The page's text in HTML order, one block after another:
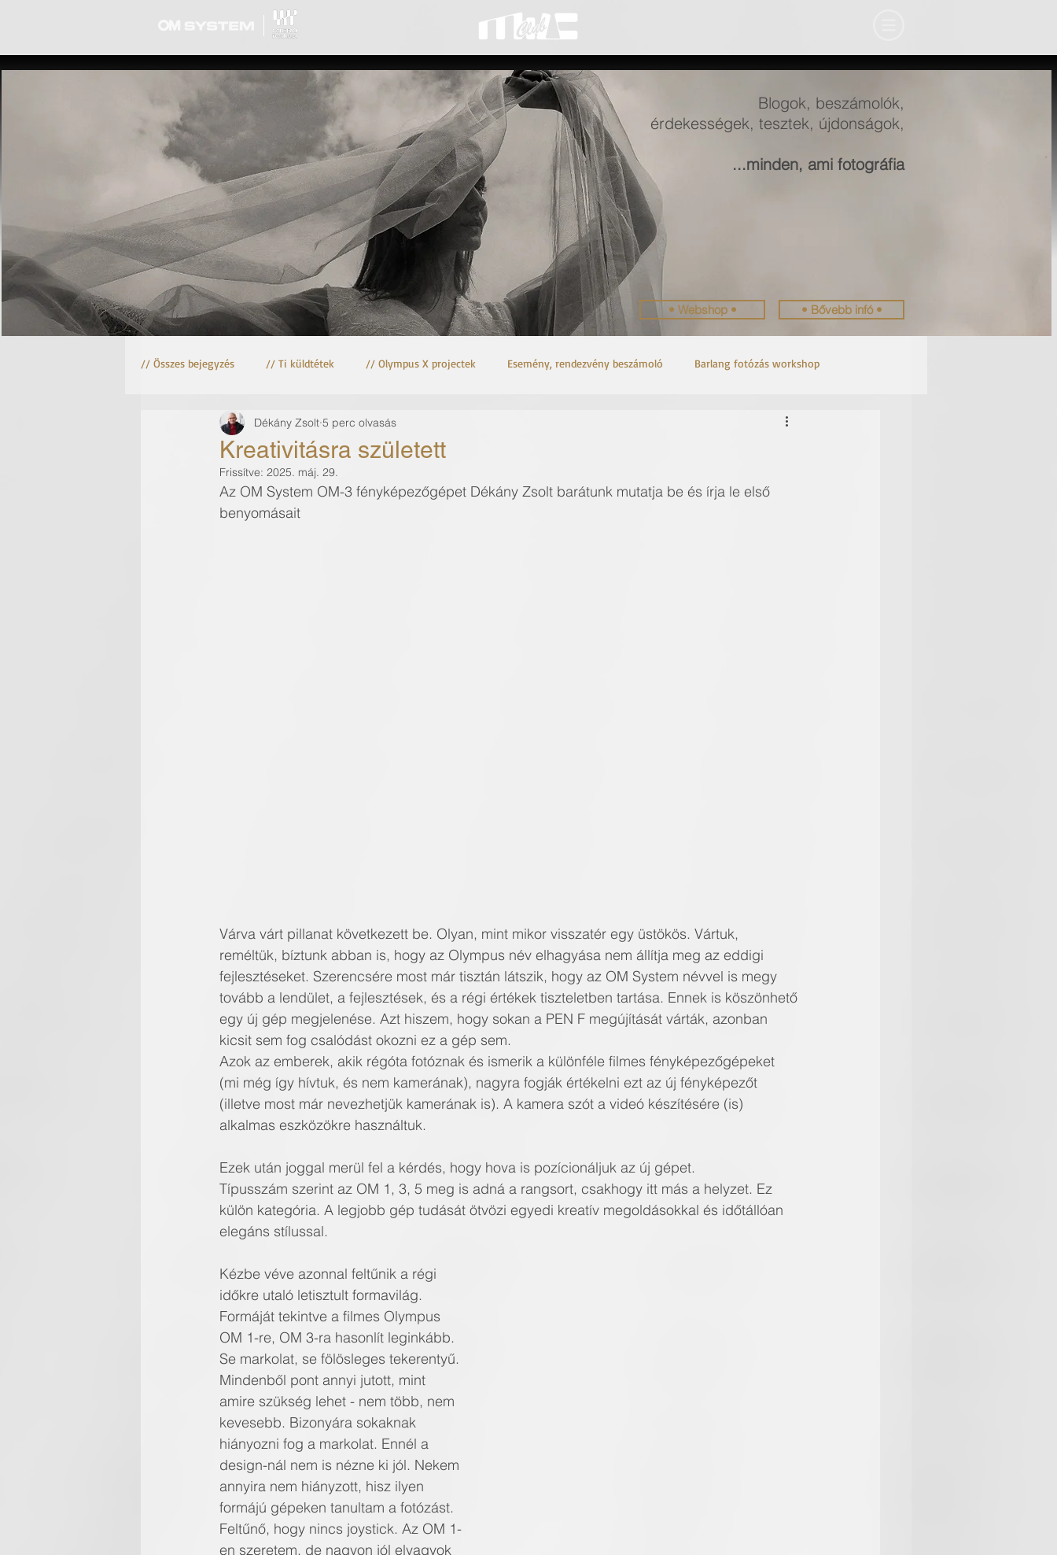
// Összes bejegyzés // Ti küldtétek // Olympus X projectek Esemény, rendezvény beszámoló Barlang fotózás workshop
Astro fotózás Csillag fotózás OM-3 Astro
Kreativitásra született
Dékány Zsolt 5 perc olvasás
Frissítve: 2025. máj. 29.
Az OM System OM-3 fényképezőgépet Dékány Zsolt barátunk mutatja be és írja le első
benyomásait
Várva várt pillanat következett be. Olyan, mint mikor visszatér egy üstökös. Vártuk,
reméltük, bíztunk abban is, hogy az Olympus név elhagyása nem állítja meg az eddigi
fejlesztéseket. Szerencsére most már tisztán látszik, hogy az OM System névvel is megy
tovább a lendület, a fejlesztések, és a régi értékek tiszteletben tartása. Ennek is köszönhető
egy új gép megjelenése. Azt hiszem, hogy sokan a PEN F megújítását várták, azonban
kicsit sem fog csalódást okozni ez a gép sem.
Azok az emberek, akik régóta fotóznak és ismerik a különféle filmes fényképezőgépeket
(mi még így hívtuk, és nem kamerának), nagyra fogják értékelni ezt az új fényképezőt
(illetve most már nevezhetjük kamerának is). A kamera szót a videó készítésére (is)
alkalmas eszközökre használtuk.
Ezek után joggal merül fel a kérdés, hogy hova is pozícionáljuk az új gépet.
Típusszám szerint az OM 1, 3, 5 meg is adná a rangsort, csakhogy itt más a helyzet. Ez
külön kategória. A legjobb gép tudását ötvözi egyedi kreatív megoldásokkal és időtállóan
elegáns stílussal.
Kézbe véve azonnal feltűnik a régi
időkre utaló letisztult formavilág.
Formáját tekintve a filmes Olympus
OM 1-re, OM 3-ra hasonlít leginkább.
Se markolat, se fölösleges tekerentyű.
Mindenből pont annyi jutott, mint
amire szükség lehet - nem több, nem
kevesebb. Bizonyára sokaknak
hiányozni fog a markolat. Ennél a
design-nál nem is nézne ki jól. Nekem
annyira nem hiányzott, hisz ilyen
formájú gépeken tanultam a fotózást.
Feltűnő, hogy nincs joystick. Az OM 1-
en szeretem, de nagyon jól elvagyok
Blogok, beszámolók,
érdekességek, tesztek, újdonságok,
...minden, ami fotográfia
• Webshop • • Bővebb infó •